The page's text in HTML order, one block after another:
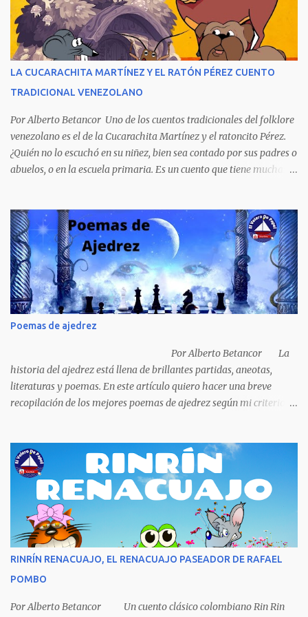
extraordinario contenido y detalla, cambiando los nombres de los
personajes, cuatro crímenes que conmocionaron a la sociedad
venezolana y cuyos presuntos autores quedaron en libertad, pese a
tener la policía pruebas e indicios suficientes de culpabilidad. La
porque refleja los males del poder judicial y de la sociedad
venezolana, tráfico...
LA CUCARACHITA MARTÍNEZ Y EL RATÓN PÉREZ CUENTO
TRADICIONAL VENEZOLANO
Por Alberto Betancor Uno de los cuentos tradicionales del folklore
venezolano es el de la Cucarachita Martínez y el ratoncito Pérez.
¿Quién no lo escuchó en su niñez, bien sea contado por sus padres o
abuelos, o en la escuela primaria. Es un cuento que tiene muchas
hablaban, hace mucho, mucho tiempo, una Cucarachita llamada
Martínez que estaba barriendo el zaguán (porche) de su casa,
cuando vio algo que brillaba, se sorprendió y se emocionó al ver lo
que veían sus ojos, era un mediecito (moneda de cinco céntimos).
La recogió y se preguntó de quien sería, pero al ver que no era de
nadie se la guardó en el bolsillo y siguió barriendo y pensando que
podría comprar, pensó en comprar una casa, pero desecho la idea
porque ya tenía una casa, pensó en un carro (coche), pero desecho
la idea porque no sabía manejar (conducir) al final se le ocurrió
comprarse un vestido y...
Poemas de ajedrez
Por Alberto Betancor La
historia del ajedrez está llena de brillantes partidas, aneotas,
literaturas y poemas. En este artículo quiero hacer una breve
recopilación de los mejores poemas de ajedrez según mi criterio
Borges es uno de los grandes pensadores del Siglo XX, su obra
universal trasciende más allá del premio Nobel de Literatura que le
fue negado por razones políticas, pero como hombre de principios
y sabiendo que sus posturas ideológicas eran un óbice para
obtenerlo, prefirió sus principios que el Nobel. Jorg...
RINRÍN RENACUAJO, EL RENACUAJO PASEADOR DE RAFAEL
POMBO
Por Alberto Betancor Un cuento clásico colombiano Rin Rin